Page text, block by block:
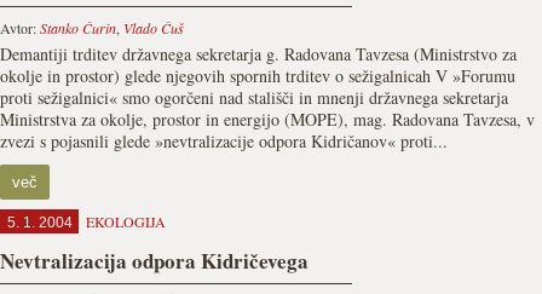
Avtor:Stanko Čurin, Vlado Čuš
Demantiji trditev državnega sekretarja g. Radovana Tavzesa (Ministrstvo za
okolje in prostor) glede njegovih spornih trditev o sežigalnicah V »Forumu
proti sežigalnici« smo ogorčeni nad stališči in mnenji državnega sekretarja
Ministrstva za okolje, prostor in energijo (MOPE), mag. Radovana Tavzesa, v
zvezi s pojasnili glede »nevtralizacije odpora Kidričanov« proti...
več
5. 1. 2004 EKOLOGIJA
Nevtralizacija odpora Kidričevega